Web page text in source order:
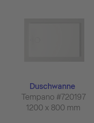
Duschwanne
Tempano #720197
1200 x 800 mm